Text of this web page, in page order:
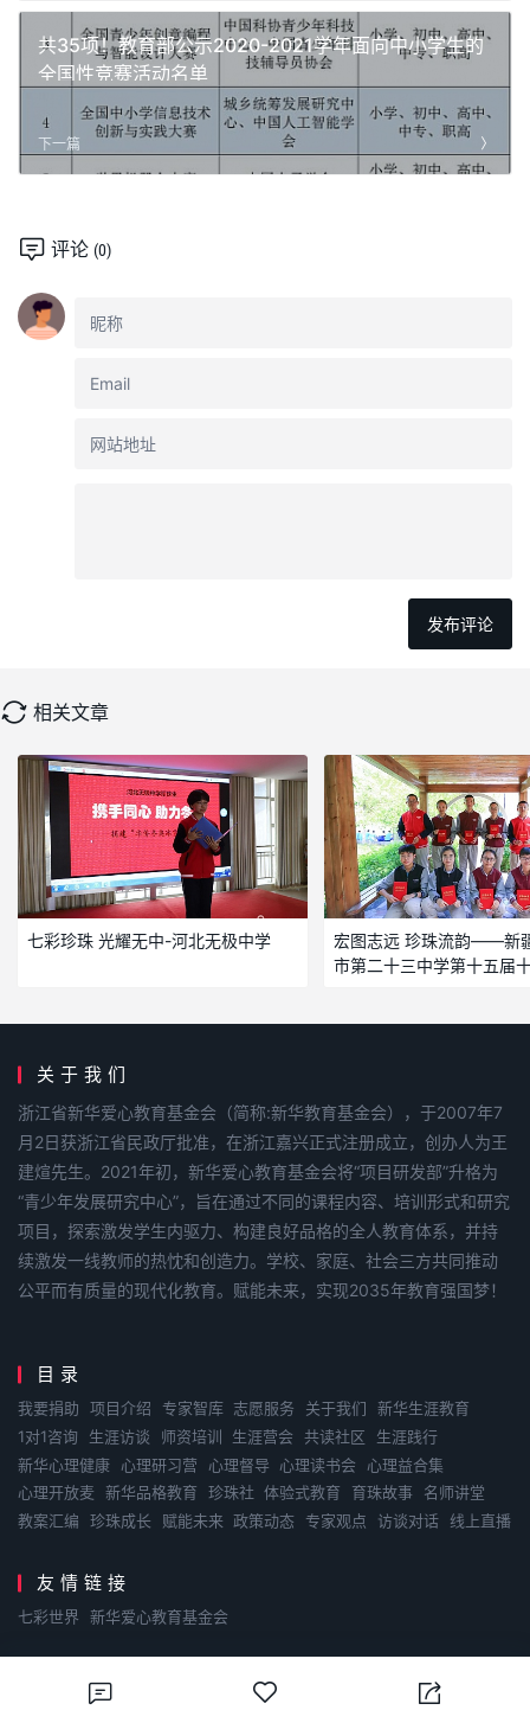
共35项！教育部公示2020-2021学年面向中小学生的
全国性竞赛活动名单
下一篇
评论 (0)
相关文章
七彩珍珠 光耀无中-河北无极中学
宏图志远 珍珠流韵——新
市第二十三中学第十五届
关于我们
浙江省新华爱心教育基金会（简称:新华教育基金会），于2007年7
月2日获浙江省民政厅批准，在浙江嘉兴正式注册成立，创办人为王
建煊先生。2021年初，新华爱心教育基金会将“项目研发部”升格为
“青少年发展研究中心”，旨在通过不同的课程内容、培训形式和研究
项目，探索激发学生内驱力、构建良好品格的全人教育体系，并持
续激发一线教师的热忱和创造力。学校、家庭、社会三方共同推动
公平而有质量的现代化教育。赋能未来，实现2035年教育强国梦！
目录
我要捐助 项目介绍 专家智库 志愿服务 关于我们
新华生涯教育
1对1咨询
生涯访谈 师资培训 生涯营会 共读社区
生涯践行
新华心理健康
心理研习营 心理督导 心理读书会
心理益合集
心理开放麦
新华品格教育 珍珠社 体验式教育 育珠故事
名师讲堂
教案汇编
珍珠成长 赋能未来 政策动态 专家观点 访谈对话 线上直播
友情链接
七彩世界 新华爱心教育基金会
Copyright © 2026 青少年发展研究中心-赋能未来 . Designed bynicetheme